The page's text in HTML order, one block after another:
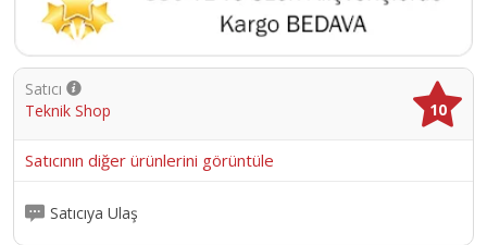
Satıcı
Teknik Shop
10
Satıcının diğer ürünlerini görüntüle
Satıcıya Ulaş